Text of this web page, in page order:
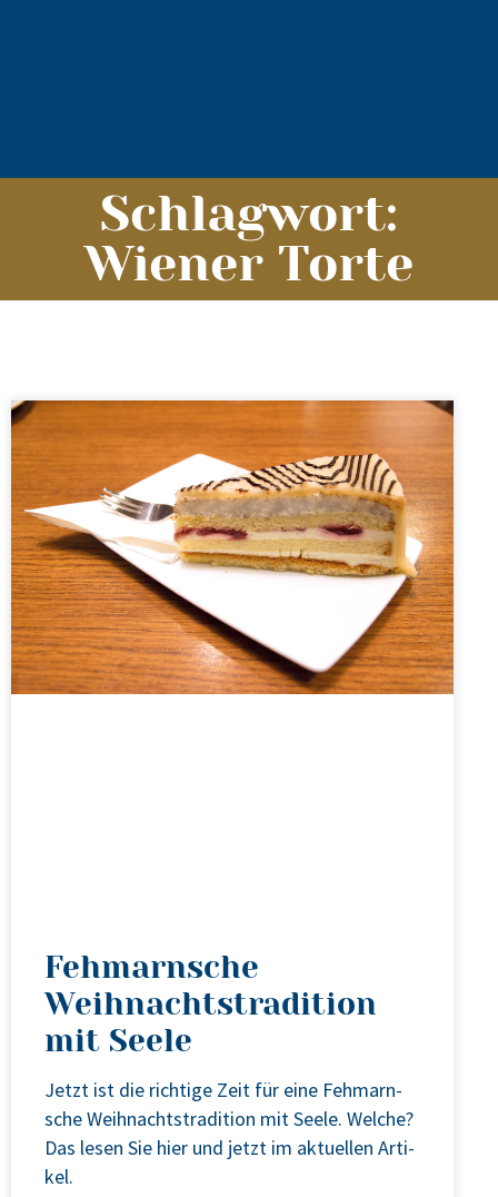
Schlagwort:
Wiener Torte
Fehmarnsche
Weihnachtstradition
mit Seele
Jetzt ist die rich­ti­ge Zeit für eine Feh­marn­
sche Weih­nachts­tra­di­ti­on mit See­le. Wel­che?
Das lesen Sie hier und jetzt im aktu­el­len Arti­
kel.